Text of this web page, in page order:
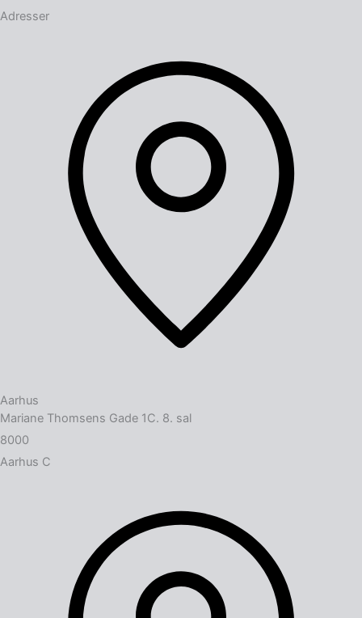
Adresser
Aarhus
Mariane Thomsens Gade 1C. 8. sal
8000
Aarhus C